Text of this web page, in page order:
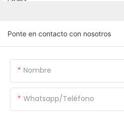
Ponte en contacto con nosotros
Nombre
Whatsapp/Teléfono